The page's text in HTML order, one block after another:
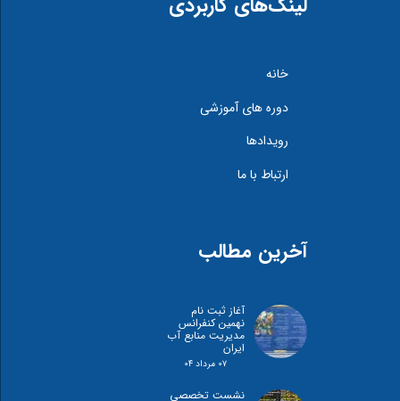
خانه
دوره های آموزشی
رویدادها
ارتباط با ما
آخرین مطالب
آغاز ثبت نام
نهمین کنفرانس
مدیریت منابع آب
ایران
۰۷ مرداد ۰۴
نشست تخصصی